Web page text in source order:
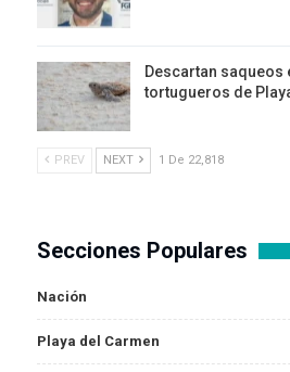
Descartan saqueos
tortugueros de
PREV NEXT 1 De 22,818
Secciones Populares
Nación
Playa del Carmen